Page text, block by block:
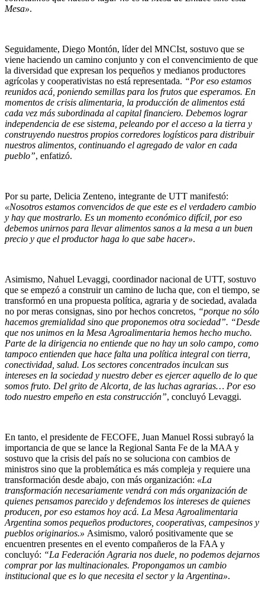
Mesa».
Seguidamente, Diego Montón, líder del MNCIst, sostuvo que se
viene haciendo un camino conjunto y con el convencimiento de que
la diversidad que expresan los pequeños y medianos productores
agrícolas y cooperativistas no está representada. “Por eso estamos
reunidos acá, poniendo semillas para los frutos que esperamos. En
momentos de crisis alimentaria, la producción de alimentos está
cada vez más subordinada al capital financiero. Debemos lograr
independencia de ese sistema, peleando por el acceso a la tierra y
construyendo nuestros propios corredores logísticos para distribuir
nuestros alimentos, continuando el agregado de valor en cada
pueblo”, enfatizó.
Por su parte, Delicia Zenteno, integrante de UTT manifestó:
«Nosotros estamos convencidos de que este es el verdadero cambio
y hay que mostrarlo. Es un momento económico difícil, por eso
debemos unirnos para llevar alimentos sanos a la mesa a un buen
precio y que el productor haga lo que sabe hacer».
Asimismo, Nahuel Levaggi, coordinador nacional de UTT, sostuvo
que se empezó a construir un camino de lucha que, con el tiempo, se
transformó en una propuesta política, agraria y de sociedad, avalada
no por meras consignas, sino por hechos concretos, “porque no sólo
hacemos gremialidad sino que proponemos otra sociedad”. “Desde
que nos unimos en la Mesa Agroalimentaria hemos hecho mucho.
Parte de la dirigencia no entiende que no hay un solo campo, como
tampoco entienden que hace falta una política integral con tierra,
conectividad, salud. Los sectores concentrados inculcan sus
intereses en la sociedad y nuestro deber es ejercer aquello de lo que
somos fruto. Del grito de Alcorta, de las luchas agrarias… Por eso
todo nuestro empeño en esta construcción”, concluyó Levaggi.
En tanto, el presidente de FECOFE, Juan Manuel Rossi subrayó la
importancia de que se lance la Regional Santa Fe de la MAA y
sostuvo que la crisis del país no se soluciona con cambios de
ministros sino que la problemática es más compleja y requiere una
transformación desde abajo, con más organización: «La
transformación necesariamente vendrá con más organización de
quienes pensamos parecido y defendemos los intereses de quienes
producen, por eso estamos hoy acá. La Mesa Agroalimentaria
Argentina somos pequeños productores, cooperativas, campesinos y
pueblos originarios.» Asimismo, valoró positivamente que se
encuentren presentes en el evento compañeros de la FAA y
concluyó: “La Federación Agraria nos duele, no podemos dejarnos
comprar por las multinacionales. Propongamos un cambio
institucional que es lo que necesita el sector y la Argentina».